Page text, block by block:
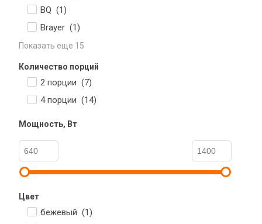
BQ (1)
Brayer (1)
Показать еще 15
Количество порций
2 порции (7)
4 порции (14)
Мощность, Вт
Цвет
бежевый (1)